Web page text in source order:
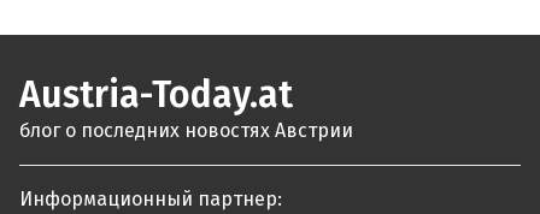
Austria-Today.at
блог о последних новостях Австрии
Информационный партнер: